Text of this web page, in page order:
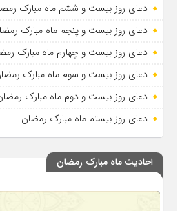
دعای روز بیست و ششم ماه مبارک
دعای روز بیست و پنجم ماه مبارک
دعای روز بیست و چهارم ماه مبارک
دعای روز بیست و سوم ماه مبارک
دعای روز بیست و دوم ماه مبارک
دعای روز بیستم ماه مبارک رمضان
احادیث ماه مبارک رمضان